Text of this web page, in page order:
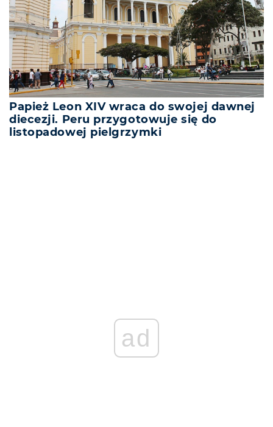
Papież Leon XIV wraca do swojej dawnej
diecezji. Peru przygotowuje się do
listopadowej pielgrzymki